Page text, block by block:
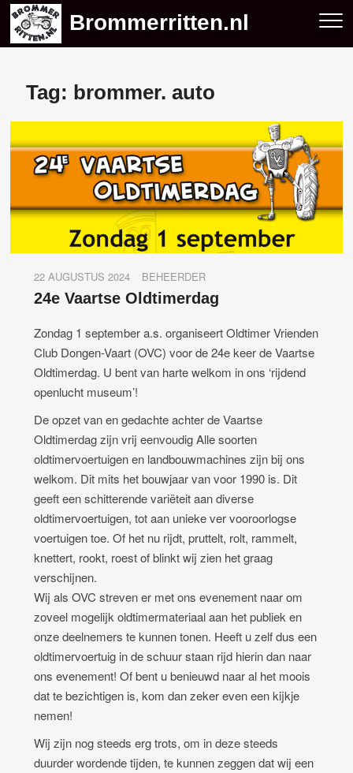
Skip
content
Brommerritten.nl
Tag: brommer. auto
22 AUGUSTUS 2024 BEHEERDER
24e Vaartse Oldtimerdag
Zondag 1 september a.s. organiseert Oldtimer Vrienden
Club Dongen-Vaart (OVC) voor de 24e keer de Vaartse
Oldtimerdag. U bent van harte welkom in ons ‘rijdend
openlucht museum’!
De opzet van en gedachte achter de Vaartse
Oldtimerdag zijn vrij eenvoudig Alle soorten
oldtimervoertuigen en landbouwmachines zijn bij ons
welkom. Dit mits het bouwjaar van voor 1990 is. Dit
geeft een schitterende variëteit aan diverse
oldtimervoertuigen, tot aan unieke ver vooroorlogse
voertuigen toe. Of het nu rijdt, pruttelt, rolt, rammelt,
knettert, rookt, roest of blinkt wij zien het graag
verschijnen.
Wij als OVC streven er met ons evenement naar om
zoveel mogelijk oldtimermateriaal aan het publiek en
onze deelnemers te kunnen tonen. Heeft u zelf dus een
oldtimervoertuig in de schuur staan rijd hierin dan naar
ons evenement! Of bent u benieuwd naar al het moois
dat te bezichtigen is, kom dan zeker even een kijkje
nemen!
Wij zijn nog steeds erg trots, om in deze steeds
duurder wordende tijden, te kunnen zeggen dat wij een